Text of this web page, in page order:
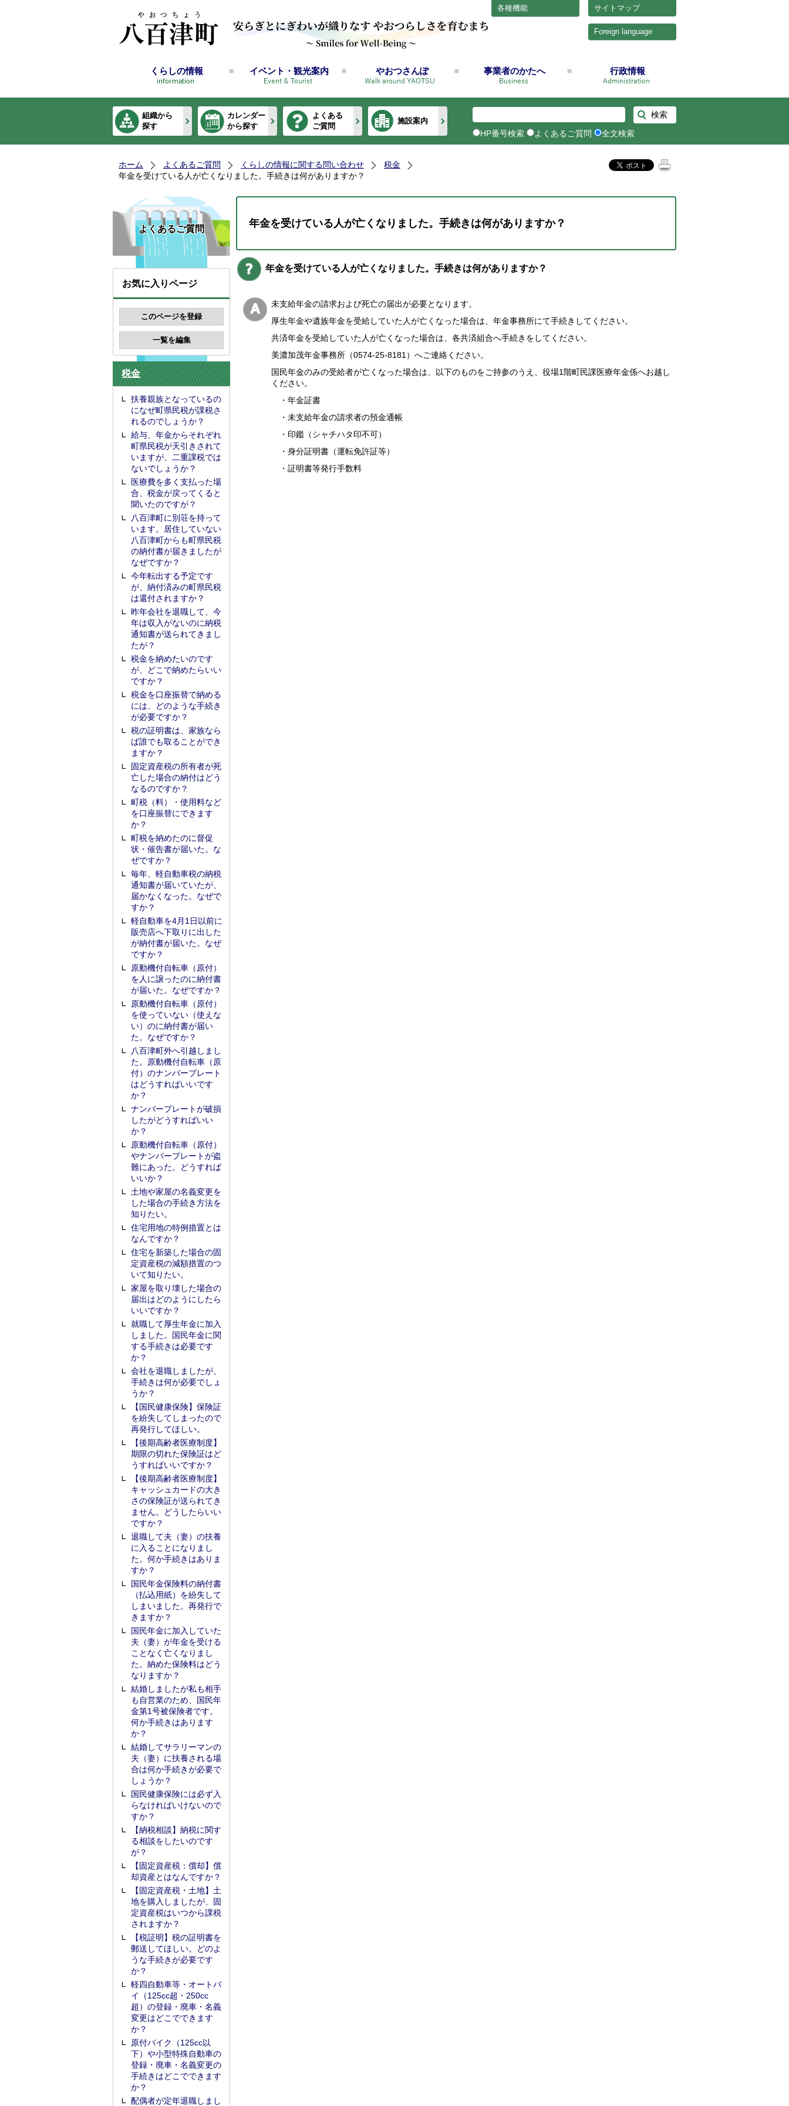
サイトマップ
各種機能
Foreign language
くらしの情報 イベント・観光案内 やおつさんぽ 事業者のかたへ 行政情報
組織から
探す
カレンダー
から探す
よくある
ご質問
施設案内
HP番号検索 よくあるご質問 全文検索
ホーム よくあるご質問 くらしの情報に関する問い合わせ
税金
年金を受けている人が亡くなりました。手続きは何がありますか？
よくあるご質問
お気に入りページ
税金
扶養親族となっているの
になぜ町県民税が課税さ
れるのでしょうか？
給与、年金からそれぞれ
町県民税が天引きされて
いますが、二重課税では
ないでしょうか？
医療費を多く支払った場
合、税金が戻ってくると
聞いたのですが？
八百津町に別荘を持って
います。居住していない
八百津町からも町県民税
の納付書が届きましたが
なぜですか？
今年転出する予定です
が、納付済みの町県民税
は還付されますか？
昨年会社を退職して、今
年は収入がないのに納税
通知書が送られてきまし
たが？
税金を納めたいのです
が、どこで納めたらいい
ですか？
税金を口座振替で納める
には、どのような手続き
が必要ですか？
税の証明書は、家族なら
ば誰でも取ることができ
ますか？
固定資産税の所有者が死
亡した場合の納付はどう
なるのですか？
町税（料）・使用料など
を口座振替にできます
か？
町税を納めたのに督促
状・催告書が届いた。な
ぜですか？
毎年、軽自動車税の納税
通知書が届いていたが、
届かなくなった。なぜで
すか？
軽自動車を4月1日以前に
販売店へ下取りに出した
が納付書が届いた。なぜ
ですか？
原動機付自転車（原付）
を人に譲ったのに納付書
が届いた。なぜですか？
原動機付自転車（原付）
を使っていない（使えな
い）のに納付書が届い
た。なぜですか？
八百津町外へ引越しまし
た。原動機付自転車（原
付）のナンバープレート
はどうすればいいです
か？
ナンバープレートが破損
したがどうすればいい
か？
原動機付自転車（原付）
やナンバープレートが盗
難にあった。どうすれば
いいか？
土地や家屋の名義変更を
した場合の手続き方法を
知りたい。
住宅用地の特例措置とは
なんですか？
住宅を新築した場合の固
定資産税の減額措置のつ
いて知りたい。
家屋を取り壊した場合の
届出はどのようにしたら
いいですか？
就職して厚生年金に加入
しました。国民年金に関
する手続きは必要です
か？
会社を退職しましたが、
手続きは何が必要でしょ
うか？
【国民健康保険】保険証
を紛失してしまったので
再発行してほしい。
【後期高齢者医療制度】
期限の切れた保険証はど
うすればいいですか？
【後期高齢者医療制度】
キャッシュカードの大き
さの保険証が送られてき
ません。どうしたらいい
ですか？
退職して夫（妻）の扶養
に入ることになりまし
た。何か手続きはありま
すか？
国民年金保険料の納付書
（払込用紙）を紛失して
しまいました。再発行で
きますか？
国民年金に加入していた
夫（妻）が年金を受ける
ことなく亡くなりまし
た。納めた保険料はどう
なりますか？
結婚しましたが私も相手
も自営業のため、国民年
金第1号被保険者です。
何か手続きはあります
か？
結婚してサラリーマンの
夫（妻）に扶養される場
合は何か手続きが必要で
しょうか？
国民健康保険には必ず入
らなければいけないので
すか？
【納税相談】納税に関す
る相談をしたいのです
が？
【固定資産税：償却】償
却資産とはなんですか？
【固定資産税・土地】土
地を購入しましたが、固
定資産税はいつから課税
されますか？
【税証明】税の証明書を
郵送してほしい。どのよ
うな手続きが必要です
か？
軽四自動車等・オートバ
イ（125cc超・250cc
超）の登録・廃車・名義
変更はどこでできます
か？
原付バイク（125cc以
下）や小型特殊自動車の
登録・廃車・名義変更の
手続きはどこでできます
か？
配偶者が定年退職しまし
年金を受けている人が亡くなりました。手続きは何がありますか？
年金を受けている人が亡くなりました。手続きは何がありますか？
未支給年金の請求および死亡の届出が必要となります。
厚生年金や遺族年金を受給していた人が亡くなった場合は、年金事務所にて手続きしてください。
共済年金を受給していた人が亡くなった場合は、各共済組合へ手続きをしてください。
美濃加茂年金事務所（0574-25-8181）へご連絡ください。
国民年金のみの受給者が亡くなった場合は、以下のものをご持参のうえ、役場1階町民課医療年金係へお越し
ください。
・年金証書
・未支給年金の請求者の預金通帳
・印鑑（シャチハタ印不可）
・身分証明書（運転免許証等）
・証明書等発行手数料